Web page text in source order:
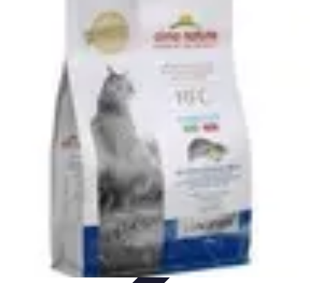
Recettes de Papillote
Recettes Faciles Recettes
Recettes de Poisson
Recettes de Poissons